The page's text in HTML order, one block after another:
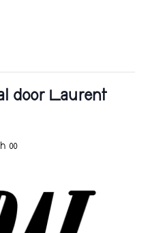
door Laurent
00